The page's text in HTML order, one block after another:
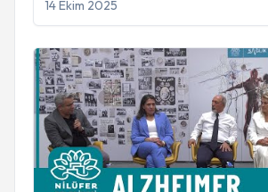
14 Ekim 2025
21 Eylül Dünya Alzheimer Günü